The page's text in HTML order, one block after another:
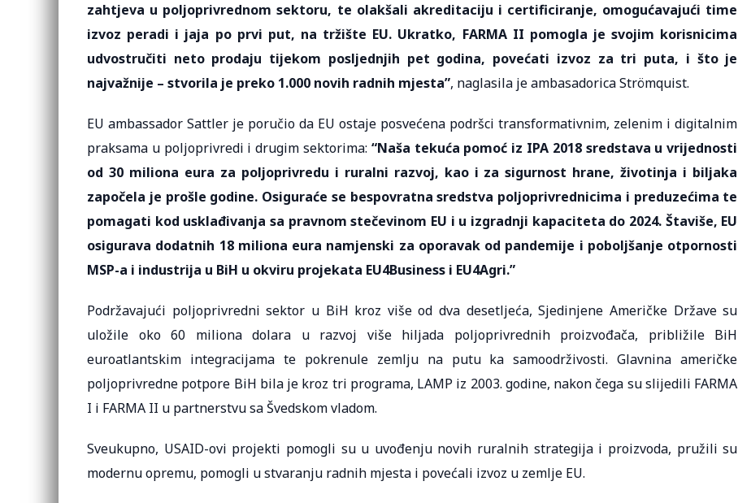
zahtjeva u poljoprivrednom sektoru, te olakšali akreditaciju i certificiranje, omogućavajući time
izvoz peradi i jaja po prvi put, na tržište EU. Ukratko, FARMA II pomogla je svojim korisnicima
udvostručiti neto prodaju tijekom posljednjih pet godina, povećati izvoz za tri puta, i što je
najvažnije – stvorila je preko 1.000 novih radnih mjesta”, naglasila je ambasadorica Strömquist.
EU ambassador Sattler je poručio da EU ostaje posvećena podršci transformativnim, zelenim i digitalnim
praksama u poljoprivredi i drugim sektorima: “Naša tekuća pomoć iz IPA 2018 sredstava u vrijednosti
od 30 miliona eura za poljoprivredu i ruralni razvoj, kao i za sigurnost hrane, životinja i biljaka
započela je prošle godine. Osiguraće se bespovratna sredstva poljoprivrednicima i preduzećima te
pomagati kod usklađivanja sa pravnom stečevinom EU i u izgradnji kapaciteta do 2024. Štaviše, EU
osigurava dodatnih 18 miliona eura namjenski za oporavak od pandemije i poboljšanje otpornosti
MSP-a i industrija u BiH u okviru projekata EU4Business i EU4Agri.”
Podržavajući poljoprivredni sektor u BiH kroz više od dva desetljeća, Sjedinjene Američke Države su
uložile oko 60 miliona dolara u razvoj više hiljada poljoprivrednih proizvođača, približile BiH
euroatlantskim integracijama te pokrenule zemlju na putu ka samoodrživosti. Glavnina američke
poljoprivredne potpore BiH bila je kroz tri programa, LAMP iz 2003. godine, nakon čega su slijedili FARMA
I i FARMA II u partnerstvu sa Švedskom vladom.
Sveukupno, USAID-ovi projekti pomogli su u uvođenju novih ruralnih strategija i proizvoda, pružili su
modernu opremu, pomogli u stvaranju radnih mjesta i povećali izvoz u zemlje EU.